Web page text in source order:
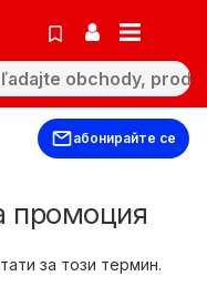
абонирайте се
промоция
за този термин.